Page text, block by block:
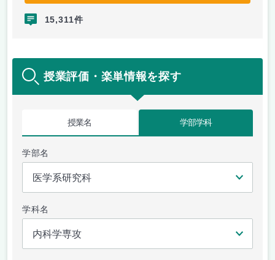
15,311件
授業評価・楽単情報を探す
授業名 学部学科
学部名
学科名